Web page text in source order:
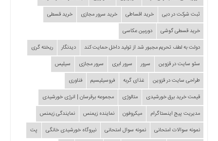
ثبت شرکت در دبی
خرید اقساطی خرید سرور مجازی
خرید قسطی
خرید قسطی گوشی
دوربین عکاسی
دولت به لطف تحریم مجبور شد از تولید داخل حمایت کند
دیدنگار
ریخته گری
سئو سایت در قزوین
سرور سرور ابری سرور مجازی
سیلیس
طراحی سایت در قزوین
غذای گربه فروسیلیسیم
فناوری
قیمت خرید برق خورشیدی
متالوژی
مجموعه برقرسان | انرژی خورشیدی
مدیریت پیج اینستاگرام
میکروفون نماینده زیمنس
نمایندگی زیمنس
نمونه سوالات امتحانی
نمونه سوال امتحانی نیروگاه خورشیدی خانگی
پت